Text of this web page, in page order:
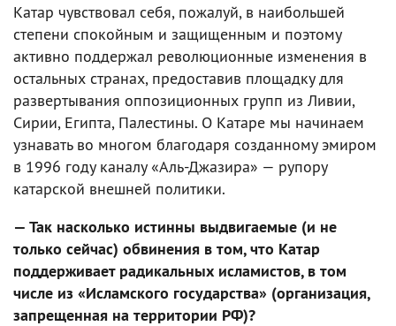
Катар чувствовал себя, пожалуй, в наибольшей
степени спокойным и защищенным и поэтому
активно поддержал революционные изменения в
остальных странах, предоставив площадку для
развертывания оппозиционных групп из Ливии,
Сирии, Египта, Палестины. О Катаре мы начинаем
узнавать во многом благодаря созданному эмиром
в 1996 году каналу «Аль-Джазира» — рупору
катарской внешней политики.
— Так насколько истинны выдвигаемые (и не
только сейчас) обвинения в том, что Катар
поддерживает радикальных исламистов, в том
числе из «Исламского государства» (организация,
запрещенная на территории РФ)?